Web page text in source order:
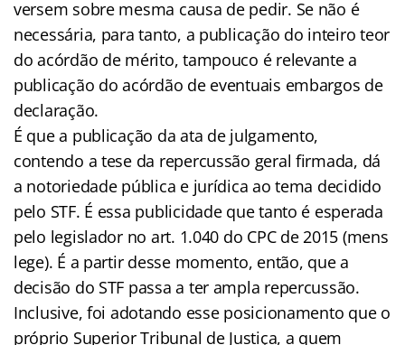
versem sobre mesma causa de pedir. Se não é
necessária, para tanto, a publicação do inteiro teor
do acórdão de mérito, tampouco é relevante a
publicação do acórdão de eventuais embargos de
declaração.
É que a publicação da ata de julgamento,
contendo a tese da repercussão geral firmada, dá
a notoriedade pública e jurídica ao tema decidido
pelo STF. É essa publicidade que tanto é esperada
pelo legislador no art. 1.040 do CPC de 2015 (mens
lege). É a partir desse momento, então, que a
decisão do STF passa a ter ampla repercussão.
Inclusive, foi adotando esse posicionamento que o
próprio Superior Tribunal de Justiça, a quem